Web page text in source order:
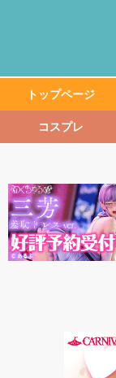
トップページ
コスプレ